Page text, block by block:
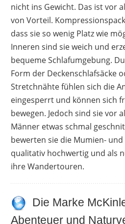
nicht ins Gewicht. Das ist vor
von Vorteil.
dass sie so wenig Platz wie
Inneren sind sie weich und
bequeme Schlafumgebung.
Form der Deckenschlafsäcke
Stretchnähte fühlen sich die
eingesperrt und können sich
bewegen. Jedoch sind sie vor
Männer etwas schmal
bewerten sie die Mumien- und
qualitativ hochwertig und als
ihre Wandertouren.
Die Marke
Abenteuer und